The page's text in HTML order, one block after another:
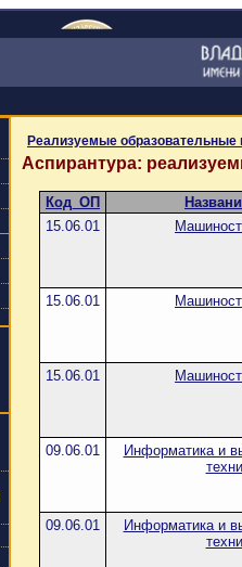
Реализуемые
Аспирантура:
Код_ОП
15.06.01
15.06.01
15.06.01
09.06.01
Информатика и
09.06.01
Информатика и